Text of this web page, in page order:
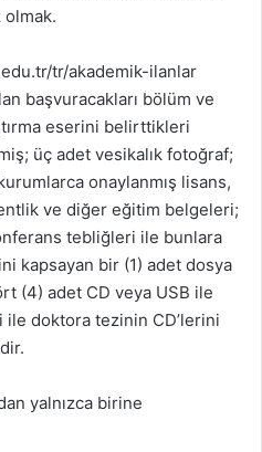
olmak.
tr/akademik-ilanlar
başvuracakları bölüm ve
eserini belirttikleri
üç adet vesikalık fotoğraf;
onaylanmış lisans,
ve diğer eğitim belgeleri;
tebliğleri ile bunlara
kapsayan bir (1) adet dosya
(4) adet CD veya USB ile
doktora tezinin CD’lerini
yalnızca birine